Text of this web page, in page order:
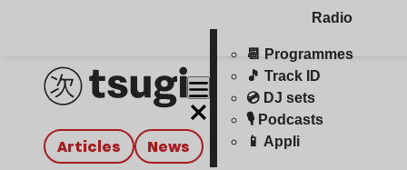
Radio
📆 Programmes
🎵 Track ID
💿 DJ sets
🎙️ Podcasts
📱 Appli
Articles news